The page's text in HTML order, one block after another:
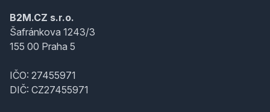
B2M.CZ s.r.o.
Šafránkova 1243/3
155 00 Praha 5
IČO: 27455971
DIČ: CZ27455971